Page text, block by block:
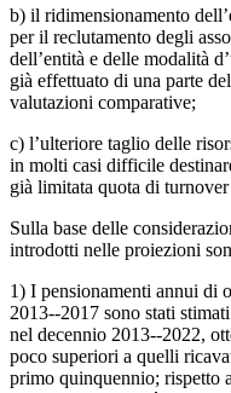
b) il ridimensionamento
per il reclutamento degli
dell’entità e delle modalità
già effettuato di una parte
valutazioni comparative;
c) l’ulteriore taglio delle
in molti casi difficile
già limitata quota di
Sulla base delle
introdotti nelle proiezioni
1) I pensionamenti annui di
2013-­‐2017 sono stati
nel decennio 2013-­‐2022,
poco superiori a quelli
primo quinquennio; rispetto